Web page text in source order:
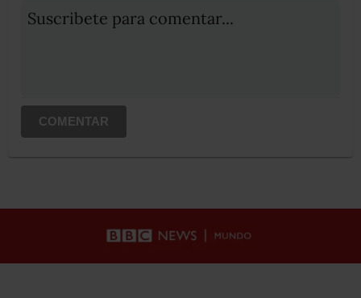
Suscribete para comentar...
COMENTAR